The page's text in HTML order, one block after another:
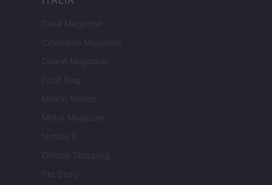
Casa Magazine
Cineverse Magazine
Donne Magazine
Food Blog
Milano Notizie
Motor Magazine
Notizie.it
Offerte Shopping
Pet Story